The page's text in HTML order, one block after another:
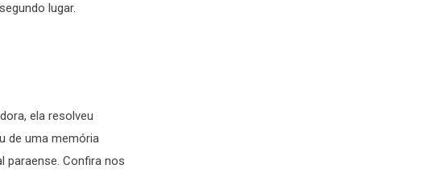
lugar.
ela resolveu
de uma memória
paraense. Confira nos